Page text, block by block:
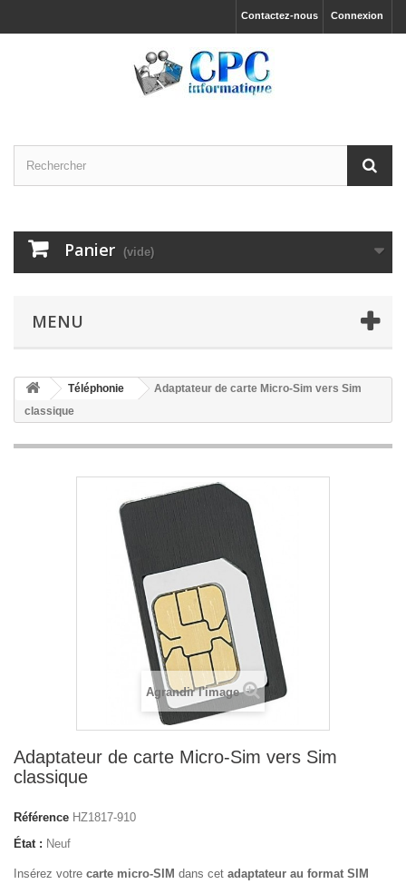
Connexion
Contactez-nous
Panier (vide)
MENU
Téléphonie
Adaptateur de carte Micro-Sim vers Sim
classique
Agrandir l'image
Adaptateur de carte Micro-Sim vers Sim
classique
Référence HZ1817-910
État : Neuf
Insérez votre carte micro-SIM dans cet adaptateur au format SIM